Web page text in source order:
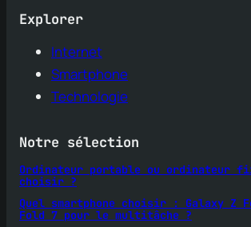
Explorer
Internet
Smartphone
Technologie
Notre sélection
Ordinateur portable ou ordinateur
choisir ?
Quel smartphone choisir : Galaxy Z
Fold 7 pour le multitâche ?